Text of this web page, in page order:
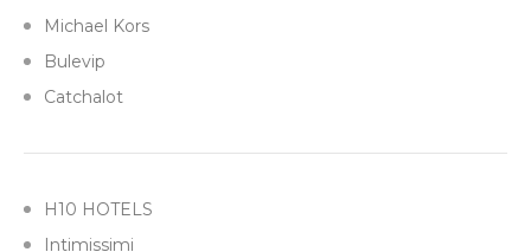
Michael Kors
Bulevip
Catchalot
H10 HOTELS
Intimissimi